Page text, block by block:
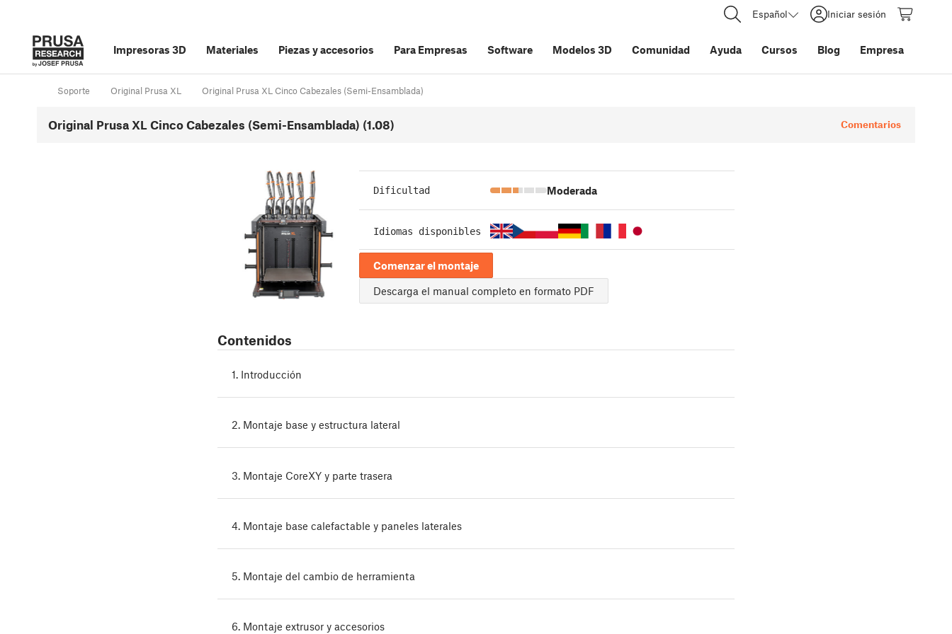
Español Iniciar sesión
Impresoras 3D Materiales Piezas y accesorios Para Empresas Software Modelos 3D Comunidad Ayuda Cursos Blog Empresa
Soporte Original Prusa XL Original Prusa XL Cinco Cabezales (Semi-Ensamblada)
Original Prusa XL Cinco Cabezales (Semi-Ensamblada) (1.08) Comentarios
Dificultad Moderada
Idiomas disponibles
Comenzar el montaje
Descarga el manual completo en formato PDF
Contenidos
1. Introducción
2. Montaje base y estructura lateral
3. Montaje CoreXY y parte trasera
4. Montaje base calefactable y paneles laterales
5. Montaje del cambio de herramienta
6. Montaje extrusor y accesorios